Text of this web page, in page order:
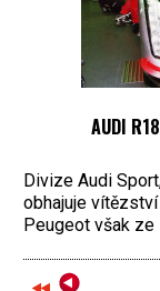
AUDI
Divize Audi
obhajuje
Peugeot však